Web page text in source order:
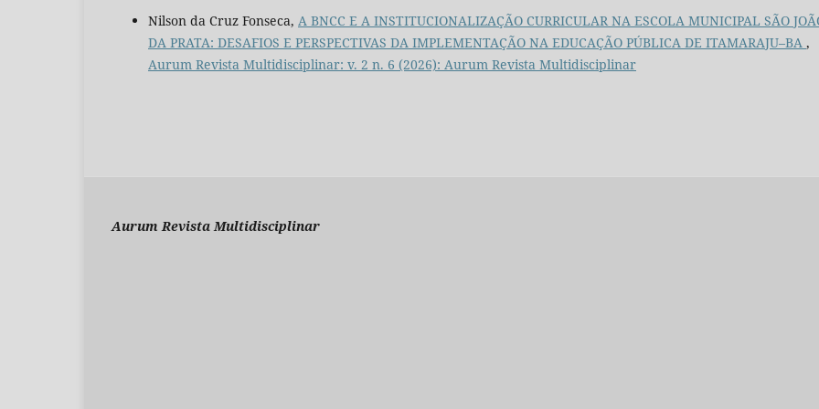
Nilson da Cruz Fonseca, A BNCC E A INSTITUCIONALIZAÇÃO CURRICULAR NA ESCOLA MUNICIPAL SÃO
DA PRATA: DESAFIOS E PERSPECTIVAS DA IMPLEMENTAÇÃO NA EDUCAÇÃO PÚBLICA DE ITAMARAJU–BA ,
Aurum Revista Multidisciplinar: v. 2 n. 6 (2026): Aurum Revista Multidisciplinar
Aurum Revista Multidisciplinar